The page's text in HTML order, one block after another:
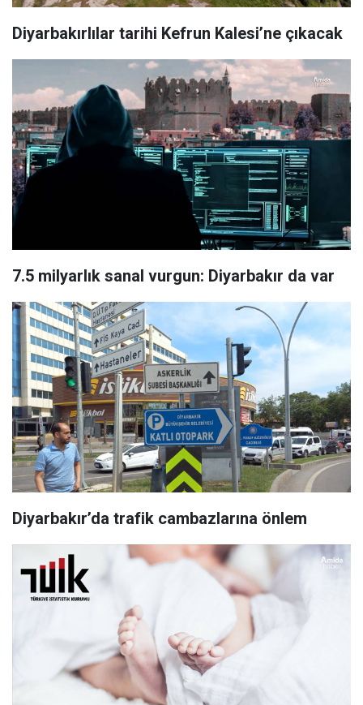
Diyarbakırlılar tarihi Kefrun Kalesi’ne çıkacak
7.5 milyarlık sanal vurgun: Diyarbakır da var
Diyarbakır’da trafik cambazlarına önlem